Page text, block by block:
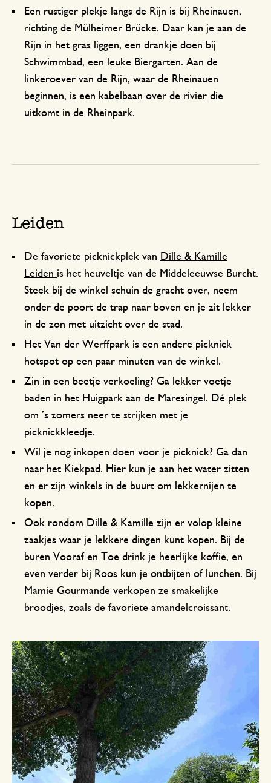
Een rustiger plekje langs de Rijn is bij Rheinauen,
richting de Mülheimer Brücke. Daar kan je aan de
Rijn in het gras liggen, een drankje doen bij
Schwimmbad, een leuke Biergarten. Aan de
linkeroever van de Rijn, waar de Rheinauen
beginnen, is een kabelbaan over de rivier die
uitkomt in de Rheinpark.
Leiden
De favoriete picknickplek van Dille & Kamille
Leiden is het heuveltje van de Middeleeuwse Burcht.
Steek bij de winkel schuin de gracht over, neem
onder de poort de trap naar boven en je zit lekker
in de zon met uitzicht over de stad.
Het Van der Werffpark is een andere picknick
hotspot op een paar minuten van de winkel.
Zin in een beetje verkoeling? Ga lekker voetje
baden in het Huigpark aan de Maresingel. Dé plek
om ’s zomers neer te strijken met je
picknickkleedje.
Wil je nog inkopen doen voor je picknick? Ga dan
naar het Kiekpad. Hier kun je aan het water zitten
en er zijn winkels in de buurt om lekkernijen te
kopen.
Ook rondom Dille & Kamille zijn er volop kleine
zaakjes waar je lekkere dingen kunt kopen. Bij de
buren Vooraf en Toe drink je heerlijke koffie, en
even verder bij Roos kun je ontbijten of lunchen. Bij
Mamie Gourmande verkopen ze smakelijke
broodjes, zoals de favoriete amandelcroissant.